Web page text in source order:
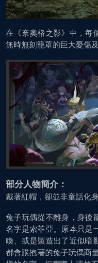
在《奈奧格之影》中，每
無時無刻籠罩的巨大憂傷
部分人物簡介：
戴著紅帽，卻並非童話化
兔子玩偶從不離身，身後
名字是索菲亞。原本只是
喚、或是製造出了近似暗
都會跟抱著的兔子玩偶商